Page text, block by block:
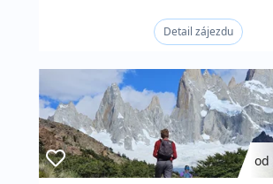
Detail zájezdu
od